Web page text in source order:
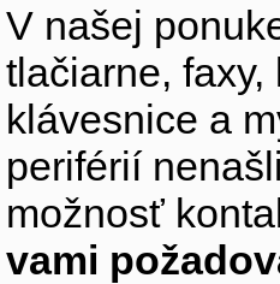
V našej
tlačiarne, faxy,
klávesnice a
periférií
možnosť
vami